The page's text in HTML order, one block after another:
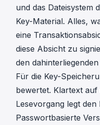
und das Dateisystem
Key-Material. Alles,
eine
diese Absicht zu
den
Für die Key-
bewertet. Klartext auf
Lesevorgang legt
Passwortbasierte